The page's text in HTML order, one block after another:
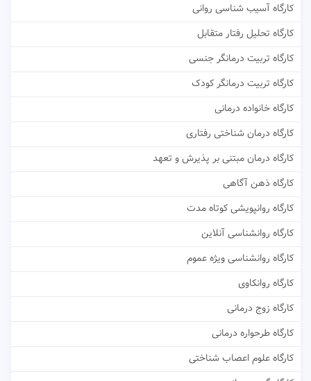
کارگاه آسیب شناسی روانی
کارگاه تحلیل رفتار متقابل
کارگاه تربیت درمانگر جنسی
کارگاه تربیت درمانگر کودک
کارگاه خانواده درمانی
کارگاه درمان شناختی رفتاری
کارگاه درمان مبتنی بر پذیرش و تعهد
کارگاه ذهن آگاهی
کارگاه روانپویشی کوتاه مدت
کارگاه روانشناسی آنلاین
کارگاه روانشناسی ویژه عموم
کارگاه روانکاوی
کارگاه زوج درمانی
کارگاه طرحواره درمانی
کارگاه علوم اعصاب شناختی